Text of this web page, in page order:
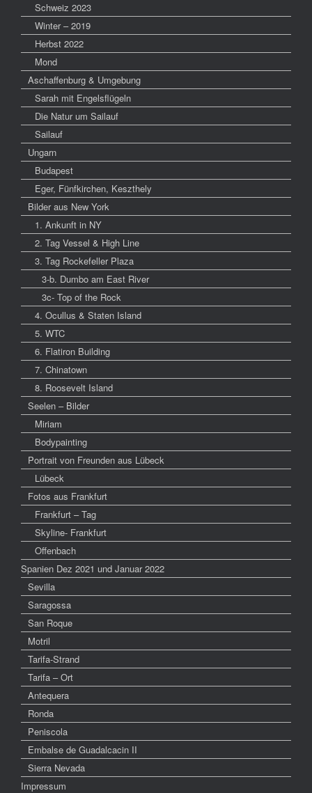
Schweiz 2023
Winter – 2019
Herbst 2022
Mond
Aschaffenburg & Umgebung
Sarah mit Engelsflügeln
Die Natur um Sailauf
Sailauf
Ungarn
Budapest
Eger, Fünfkirchen, Keszthely
Bilder aus New York
1. Ankunft in NY
2. Tag Vessel & High Line
3. Tag Rockefeller Plaza
3-b. Dumbo am East River
3c- Top of the Rock
4. Ocullus & Staten Island
5. WTC
6. Flatiron Building
7. Chinatown
8. Roosevelt Island
Seelen – Bilder
Miriam
Bodypainting
Portrait von Freunden aus Lübeck
Lübeck
Fotos aus Frankfurt
Frankfurt – Tag
Skyline- Frankfurt
Offenbach
Spanien Dez 2021 und Januar 2022
Sevilla
Saragossa
San Roque
Motril
Tarifa-Strand
Tarifa – Ort
Antequera
Ronda
Peniscola
Embalse de Guadalcacin II
Sierra Nevada
Impressum